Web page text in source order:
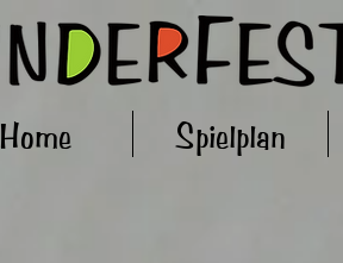
Home Spielplan